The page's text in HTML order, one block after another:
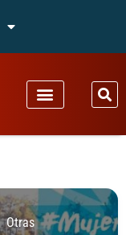
Otras